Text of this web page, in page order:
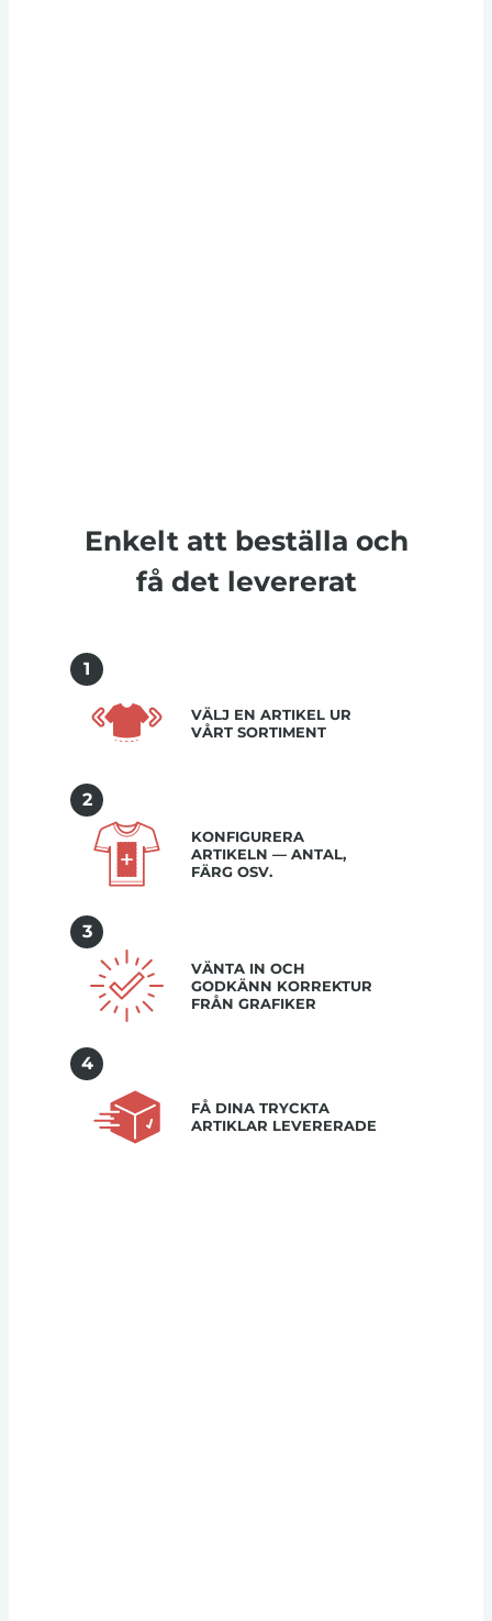
Enkelt att beställa och
få det levererat
1
VÄLJ EN ARTIKEL UR
VÅRT SORTIMENT
2
KONFIGURERA
ARTIKELN — ANTAL,
FÄRG OSV.
3
VÄNTA IN OCH
GODKÄNN KORREKTUR
FRÅN GRAFIKER
4
FÅ DINA TRYCKTA
ARTIKLAR LEVERERADE